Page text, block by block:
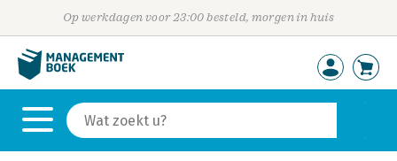
Op werkdagen voor 23:00 besteld, morgen in huis